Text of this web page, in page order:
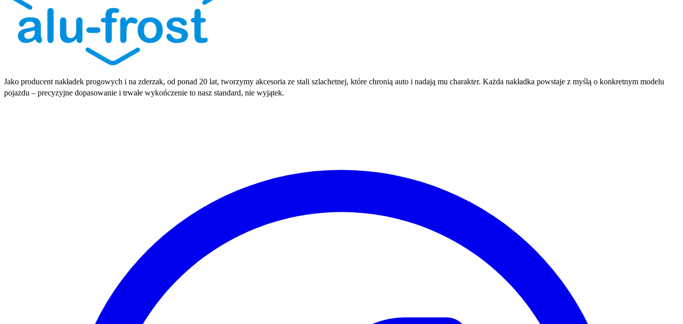
Jako producent nakładek progowych i na zderzak, od ponad 20 lat, tworzymy akcesoria ze stali szlachetnej, które chronią auto i nadają mu charakter. Każda nakładka powstaje z myślą o konkretnym modelu
pojazdu – precyzyjne dopasowanie i trwałe wykończenie to nasz standard, nie wyjątek.